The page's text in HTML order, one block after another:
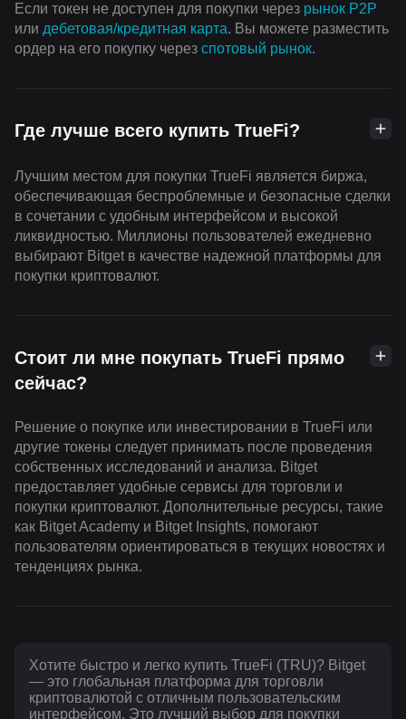
Если токен не доступен для покупки через рынок P2P
или дебетовая/кредитная карта. Вы можете разместить
ордер на его покупку через cпотовый рынок.
Где лучше всего купить TrueFi?
Лучшим местом для покупки TrueFi является биржа,
обеспечивающая беспроблемные и безопасные сделки
в сочетании с удобным интерфейсом и высокой
ликвидностью. Миллионы пользователей ежедневно
выбирают Bitget в качестве надежной платформы для
покупки криптовалют.
Стоит ли мне покупать TrueFi прямо
сейчас?
Решение о покупке или инвестировании в TrueFi или
другие токены следует принимать после проведения
собственных исследований и анализа. Bitget
предоставляет удобные сервисы для торговли и
покупки криптовалют. Дополнительные ресурсы, такие
как Bitget Academy и Bitget Insights, помогают
пользователям ориентироваться в текущих новостях и
тенденциях рынка.
Хотите быстро и легко купить TrueFi (TRU)? Bitget
— это глобальная платформа для торговли
криптовалютой с отличным пользовательским
интерфейсом. Это лучший выбор для покупки